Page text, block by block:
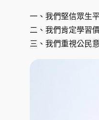
一、我們堅信眾生
二、我們肯定學習
三、我們重視公民